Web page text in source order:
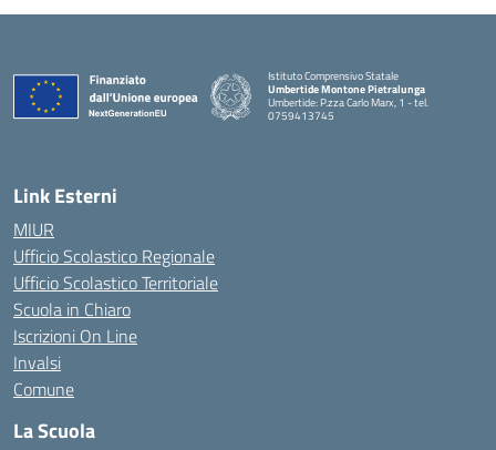
Istituto Comprensivo Statale
Umbertide Montone Pietralunga
Umbertide: P.zza Carlo Marx, 1 - tel.
0759413745
Link Esterni
MIUR
Ufficio Scolastico Regionale
Ufficio Scolastico Territoriale
Scuola in Chiaro
Iscrizioni On Line
Invalsi
Comune
La Scuola